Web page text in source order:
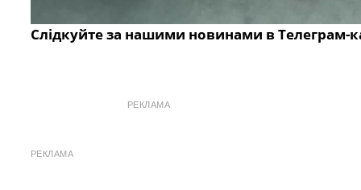
Слідкуйте за нашими новинами в Телеграм-
РЕКЛАМА
РЕКЛАМА